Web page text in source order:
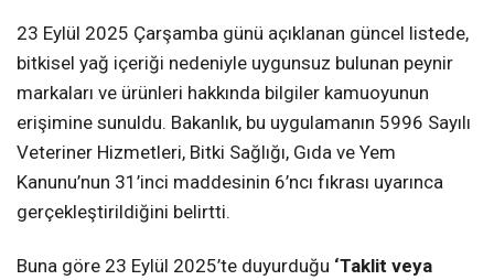
23 Eylül 2025 Çarşamba günü açıklanan güncel listede,
bitkisel yağ içeriği nedeniyle uygunsuz bulunan peynir
markaları ve ürünleri hakkında bilgiler kamuoyunun
erişimine sunuldu. Bakanlık, bu uygulamanın 5996 Sayılı
Veteriner Hizmetleri, Bitki Sağlığı, Gıda ve Yem
Kanunu’nun 31’inci maddesinin 6’ncı fıkrası uyarınca
gerçekleştirildiğini belirtti.
Buna göre 23 Eylül 2025’te duyurduğu ‘Taklit veya